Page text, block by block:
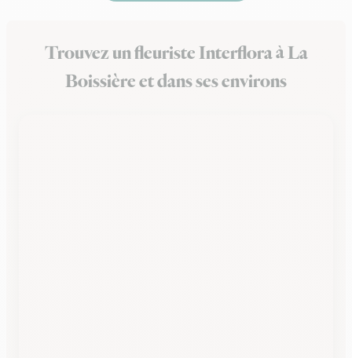
Trouvez un fleuriste Interflora à La
Boissière et dans ses environs